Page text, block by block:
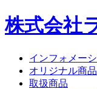
株式会社
インフォメー
オリジナル商品
取扱商品